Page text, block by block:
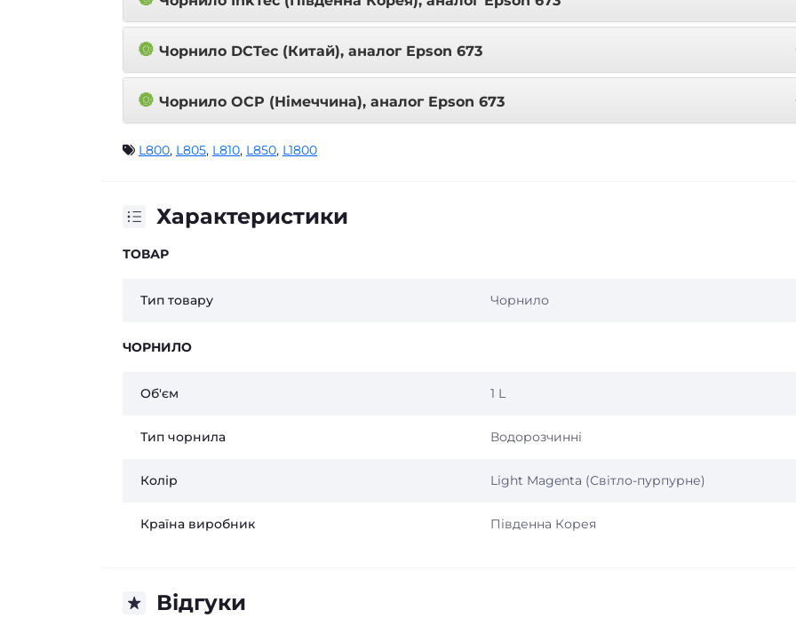
🔘 Чорнило DCTec (Китай), аналог Epson 673
🔘 Чорнило OCP (Німеччина), аналог Epson 673
L800, L805, L810, L850, L1800
Характеристики
ТОВАР
Тип товару Чорнило
ЧОРНИЛО
Об'єм 1 L
Тип чорнила Водорозчинні
Колір Light Magenta (Світло-пурпурне)
Країна виробник Південна Корея
Відгуки